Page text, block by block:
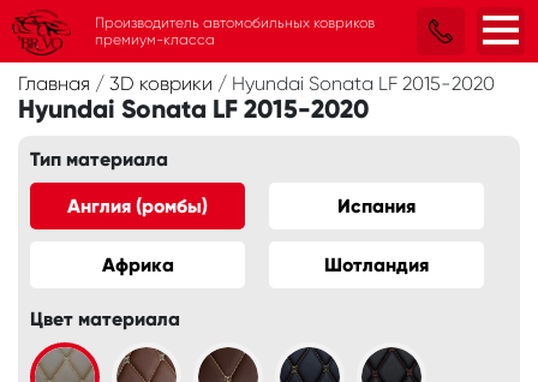
Главная / 3D коврики / Hyundai Sonata LF 2015-2020
Hyundai Sonata LF 2015-2020
Тип материала
Англия (ромбы) Испания
Африка Шотландия
Цвет материала
Производитель автомобильных ковриков
премиум-класса